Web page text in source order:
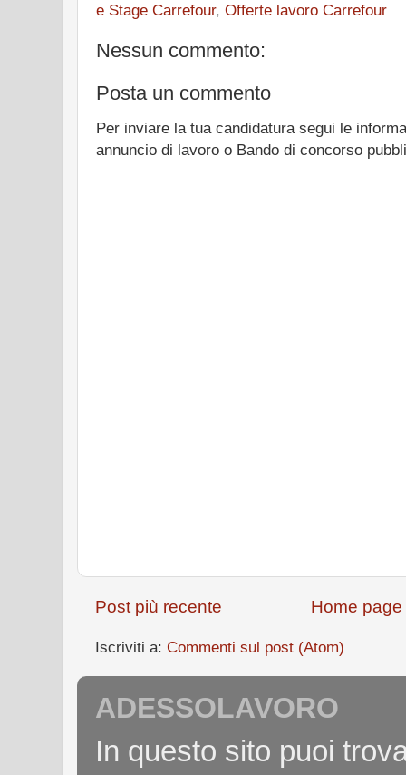
e Stage Carrefour, Offerte lavoro Carrefour
Nessun commento:
Posta un commento
Per inviare la tua candidatura segui le
annuncio di lavoro o Bando di concorso
Post più recente Home page
Iscriviti a: Commenti sul post (Atom)
ADESSOLAVORO
In questo sito puoi